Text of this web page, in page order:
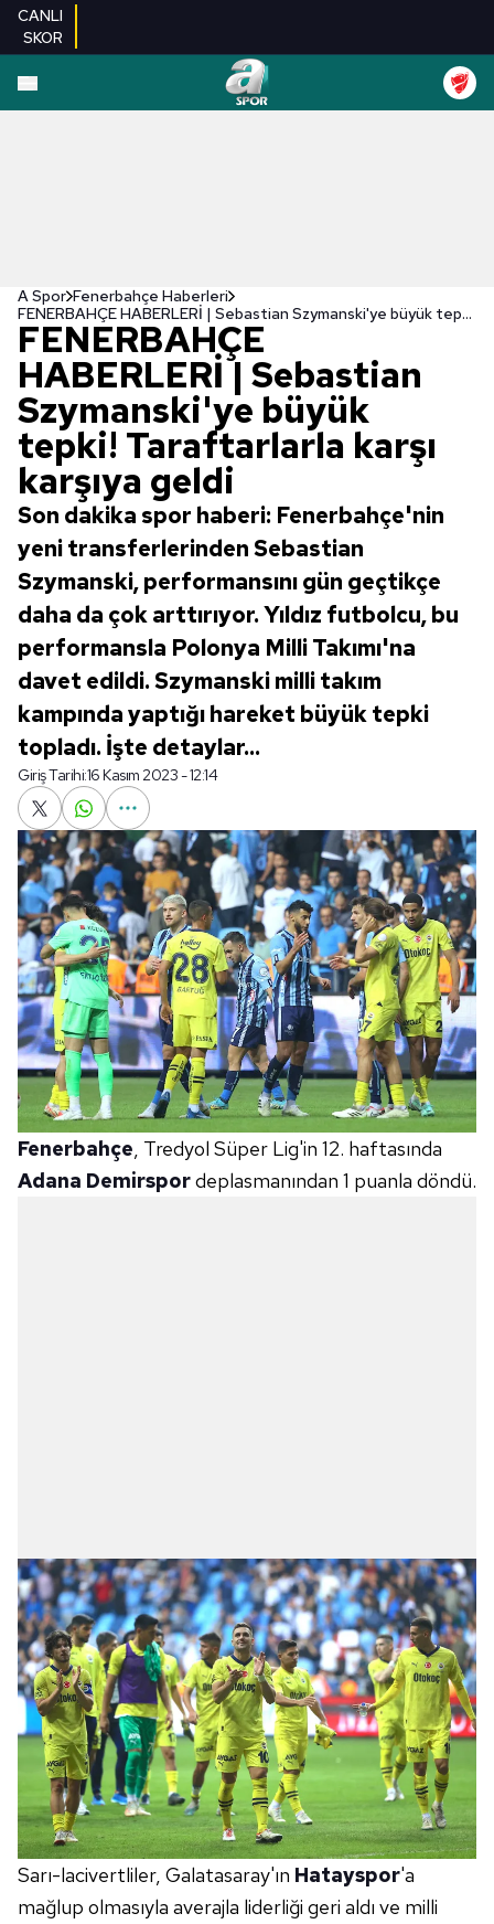
CANLI
SKOR
A Spor Fenerbahçe Haberleri
FENERBAHÇE HABERLERİ | Sebastian Szymanski'ye büyük tepki! Taraftarlarla karşı karşıya geldi
FENERBAHÇE
HABERLERİ | Sebastian
Szymanski'ye büyük
tepki! Taraftarlarla karşı
karşıya geldi
Son dakika spor haberi: Fenerbahçe'nin
yeni transferlerinden Sebastian
Szymanski, performansını gün geçtikçe
daha da çok arttırıyor. Yıldız futbolcu, bu
performansla Polonya Milli Takımı'na
davet edildi. Szymanski milli takım
kampında yaptığı hareket büyük tepki
topladı. İşte detaylar...
Giriş Tarihi:16 Kasım 2023 - 12:14
Fenerbahçe , Tredyol Süper Lig'in 12. haftasında
Adana Demirspordeplasmanından 1 puanla döndü.
Sarı-lacivertliler, Galatasaray'ın Hatayspor'a
mağlup olmasıyla averajla liderliği geri aldı ve milli